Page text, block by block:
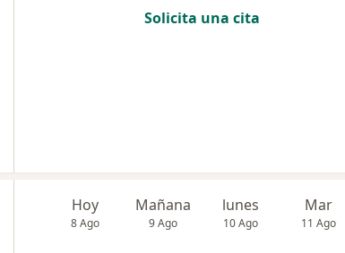
Solicita una cita
Hoy
8 Ago
Mañana
9 Ago
lunes
10 Ago
Mar
11 Ago